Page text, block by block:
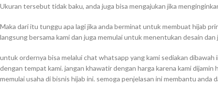
Ukuran tersebut tidak baku, anda juga bisa mengajukan jika
Maka dari itu tunggu apa lagi jika anda berminat untuk membuat hijab
langsung bersama kami dan juga memulai untuk menentukan desain dan
untuk ordernya bisa melalui chat whatsapp yang kami sediakan
dengan tempat kami. jangan khawatir dengan harga karena kami
memulai usaha di bisnis hijab ini. semoga penjelasan ini membantu anda